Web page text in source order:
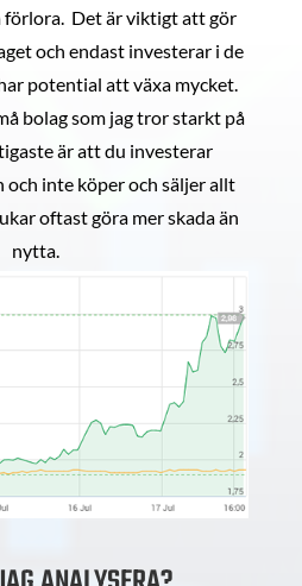
förlora. Det är viktigt att gör
och endast investerar i de
potential att växa mycket.
bolag som jag tror starkt på
är att du investerar
och inte köper och säljer allt
oftast göra mer skada än
nytta.